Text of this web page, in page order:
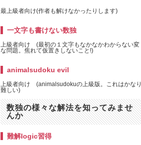
最上級者向け(作者も解けなかったりします)
一文字も書けない数独
上級者向け (最初の１文字もなかなかわからない変
な問題。焦れて仮置きしないこと!)
animalsudoku evil
上級者向け (animalsudokuの上級版。これはかなり
難しい)
数独の様々な解法を知ってみませ
んか
難解logic習得